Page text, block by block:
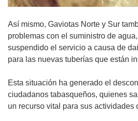
Así mismo, Gaviotas Norte y Sur
problemas con el suministro de
suspendido el servicio a causa de
para las nuevas tuberías que están
Esta situación ha generado el
ciudadanos tabasqueños, quienes
un recurso vital para sus actividades